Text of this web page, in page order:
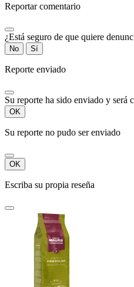
Reportar comentario
¿Está seguro de que quiere
No Sí
Reporte enviado
Su reporte ha sido enviado y será
OK
Su reporte no pudo ser enviado
OK
Escriba su propia reseña